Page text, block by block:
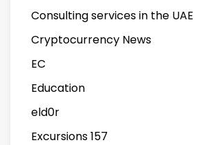
Consulting services in the UAE
Cryptocurrency News
EC
Education
eld0r
Excursions 157